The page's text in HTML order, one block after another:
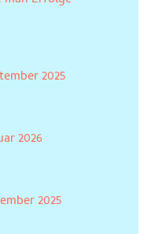
2025
2026
2025